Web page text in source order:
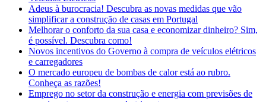
Adeus à burocracia! Descubra as novas medidas que vão
simplificar a construção de casas em Portugal
Melhorar o conforto da sua casa e economizar dinheiro? Sim,
é possível. Descubra como!
Novos incentivos do Governo à compra de veículos elétricos
e carregadores
O mercado europeu de bombas de calor está ao rubro.
Conheça as razões!
Emprego no setor da construção e energia com previsões de